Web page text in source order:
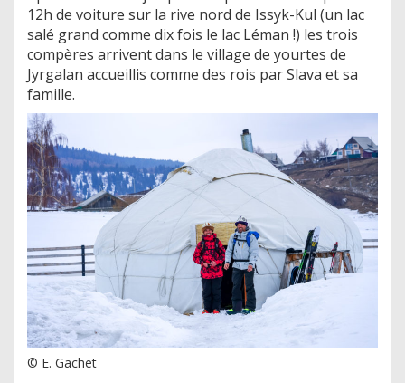
12h de voiture sur la rive nord de Issyk-Kul (un lac
salé grand comme dix fois le lac Léman !) les trois
compères arrivent dans le village de yourtes de
Jyrgalan accueillis comme des rois par Slava et sa
famille.
© E. Gachet